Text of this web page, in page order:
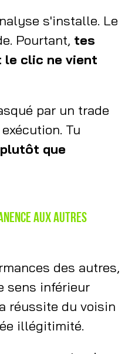
s'installe. Le
Pourtant, tes
clic ne vient
par un trade
Tu
que
aux autres
des autres,
sens inférieur
réussite du voisin
illégitimité.